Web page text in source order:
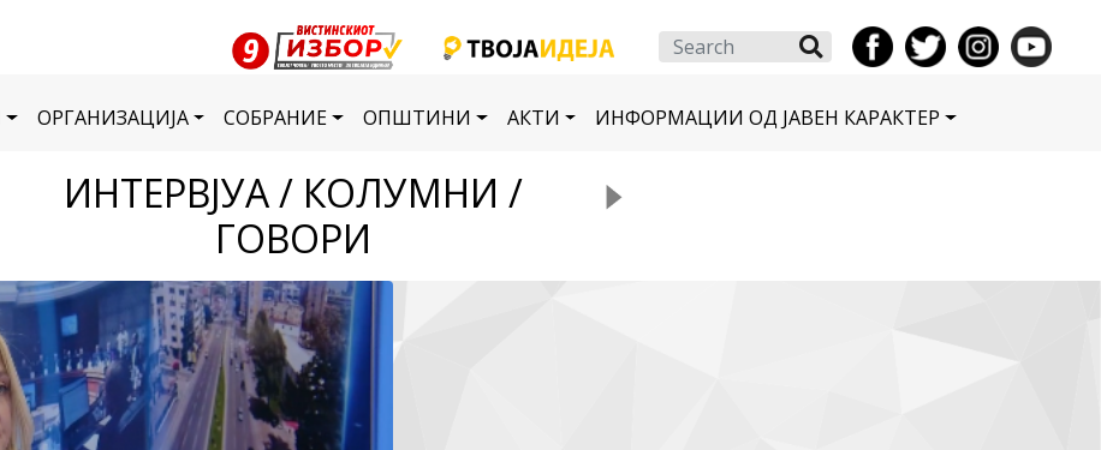
Search
ОРГАНИЗАЦИЈА СОБРАНИЕ ОПШТИНИ АКТИ ИНФОРМАЦИИ ОД ЈАВЕН КАРАКТЕР
ИНТЕРВЈУА / КОЛУМНИ /
ГОВОРИ